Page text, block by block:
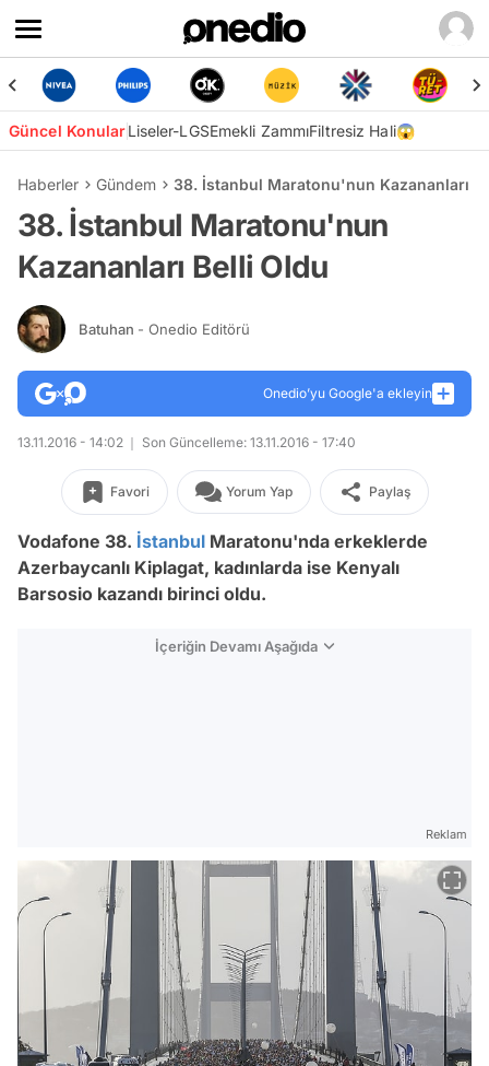
Güncel KonularLiseler-LGSEmekli ZammıFiltresiz Hali😱
Haberler Gündem 38. İstanbul Maratonu'nun Kazananları
38. İstanbul Maratonu'nun
Kazananları Belli Oldu
Batuhan - Onedio Editörü
Onedio’yu Google'a ekleyin
13.11.2016 - 14:02 Son Güncelleme: 13.11.2016 - 17:40
Favori Yorum Yap Paylaş
Vodafone 38. İstanbul Maratonu'nda erkeklerde
Azerbaycanlı Kiplagat, kadınlarda ise Kenyalı
Barsosio kazandı birinci oldu.
İçeriğin Devamı Aşağıda
Reklam